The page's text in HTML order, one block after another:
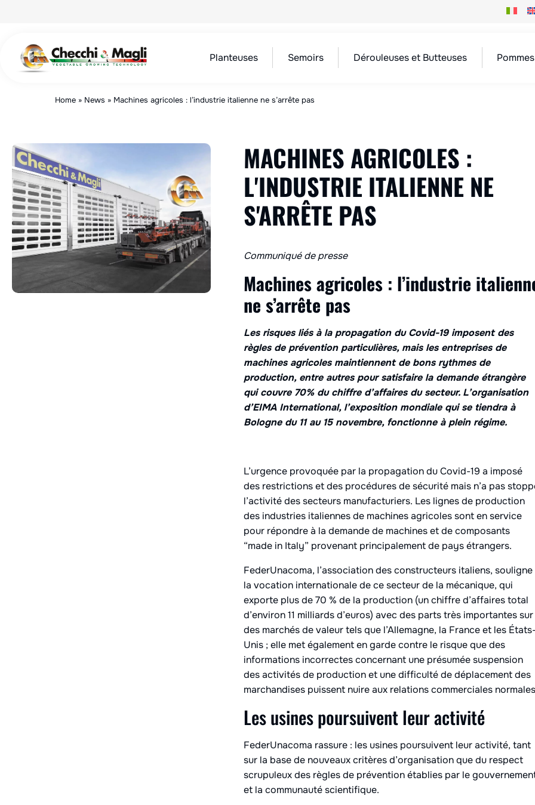
Planteuses
Semoirs Dérouleuses et Butteuses
Home » News » Machines agricoles : l’industrie italienne ne s’arrête pas
MACHINES AGRICOLES :
L'INDUSTRIE ITALIENNE NE
S'ARRÊTE PAS
Communiqué de presse
Machines agricoles : l’industrie
ne s’arrête pas
Les risques liés à la propagation du Covid-19 imposent des
règles de prévention particulières, mais les entreprises de
machines agricoles maintiennent de bons rythmes de
production, entre autres pour satisfaire la demande étrangère
qui couvre 70% du chiffre d’affaires du secteur. L’organisation
d’EIMA International, l’exposition mondiale qui se tiendra à
Bologne du 11 au 15 novembre, fonctionne à plein régime.
L’urgence provoquée par la propagation du Covid-19 a imposé
des restrictions et des procédures de sécurité mais n’a pas
l’activité des secteurs manufacturiers. Les lignes de production
des industries italiennes de machines agricoles sont en service
pour répondre à la demande de machines et de composants
“made in Italy” provenant principalement de pays étrangers.
FederUnacoma, l’association des constructeurs italiens, souligne
la vocation internationale de ce secteur de la mécanique, qui
exporte plus de 70 % de la production (un chiffre d’affaires total
d’environ 11 milliards d’euros) avec des parts très importantes sur
des marchés de valeur tels que l’Allemagne, la France et les
Unis ; elle met également en garde contre le risque que des
informations incorrectes concernant une présumée suspension
des activités de production et une difficulté de déplacement des
marchandises puissent nuire aux relations commerciales
Les usines poursuivent leur activité
FederUnacoma rassure : les usines poursuivent leur activité, tant
sur la base de nouveaux critères d’organisation que du respect
scrupuleux des règles de prévention établies par le
et la communauté scientifique.